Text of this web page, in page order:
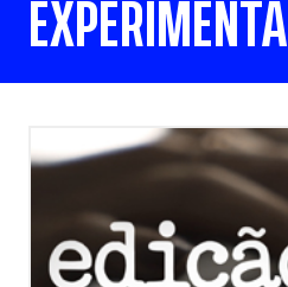
EXPERIMENTAL